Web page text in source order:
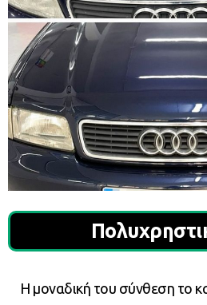
Η μοναδική του σύνθεση το